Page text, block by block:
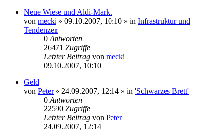
Neue Wiese und Aldi-Markt
von mecki » 09.10.2007, 10:10 » in Infrastruktur und
Tendenzen
0 Antworten
26471 Zugriffe
Letzter Beitrag von mecki
09.10.2007, 10:10
Geld
von Peter» 24.09.2007, 12:14 » in 'Schwarzes Brett'
0 Antworten
22590 Zugriffe
Letzter Beitrag von Peter
24.09.2007, 12:14